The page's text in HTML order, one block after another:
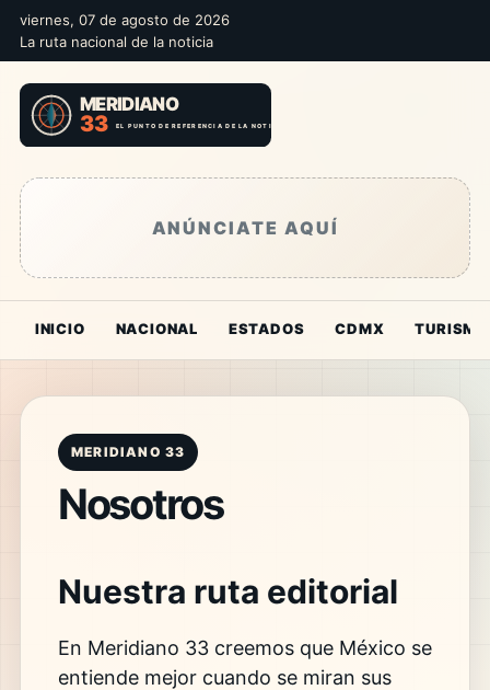
viernes, 07 de agosto de 2026
La ruta nacional de la noticia
ANÚNCIATE AQUÍ
INICIO NACIONAL ESTADOS CDMX TURISMO
MERIDIANO 33
Nosotros
Nuestra ruta editorial
En Meridiano 33 creemos que México se
entiende mejor cuando se miran sus